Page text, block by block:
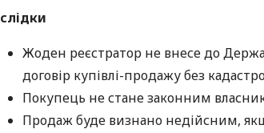
Жоден реєстратор не внесе до
договір купівлі-продажу без
Покупець не стане законним
Продаж буде визнано недійсним,